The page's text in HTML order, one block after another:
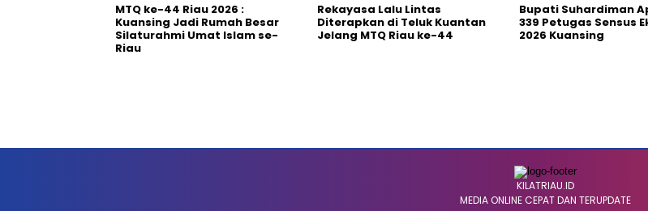
MTQ ke-44 Riau 2026 :
Kuansing Jadi Rumah Besar
Silaturahmi Umat Islam se-
Riau
Rekayasa Lalu Lintas
Diterapkan di Teluk Kuantan
Jelang MTQ Riau ke-44
Bupati Suhardiman
339 Petugas Sensus
2026 Kuansing
KILATRIAU.ID
MEDIA ONLINE CEPAT DAN TERUPDATE